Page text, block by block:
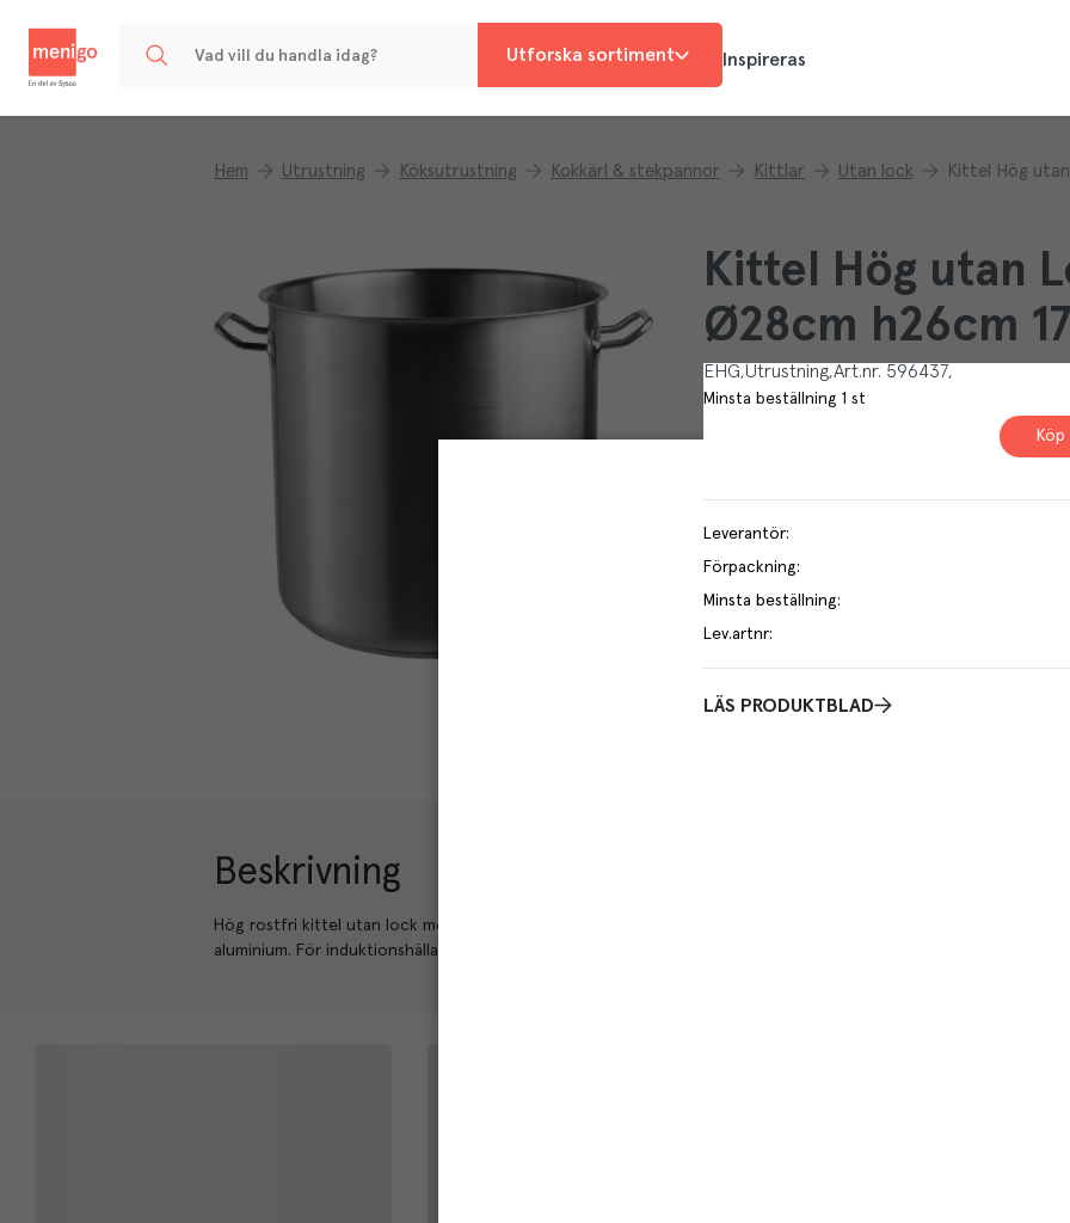
Utforska sortiment Inspireras
Hem Utrustning Köksutrustning Kokkärl & stekpannor Kittlar Utan lock Kittel Hög
Kittel Hög utan
Ø28cm h26cm
EHG Utrustning Art.nr. 596437
Minsta beställning 1 st
Köp
Leverantör:
Förpackning:
Minsta beställning:
Lev.artnr:
LÄS PRODUKTBLAD
Beskrivning
Hög rostfri kittel utan lock med en omkrets på 28 cm som rymmer 17 liter. Med kärna i
aluminium. För induktionshällar. Material rostfritt stål 18/10.